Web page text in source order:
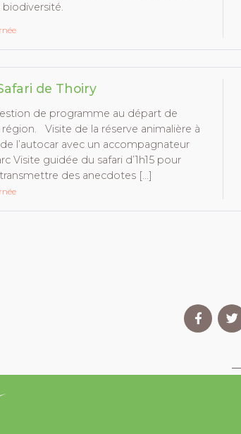
de Thoiry
de programme au départ de
Visite de la réserve animalière à
l’autocar avec un accompagnateur
Visite guidée du safari d’1h15 pour
des anecdotes […]